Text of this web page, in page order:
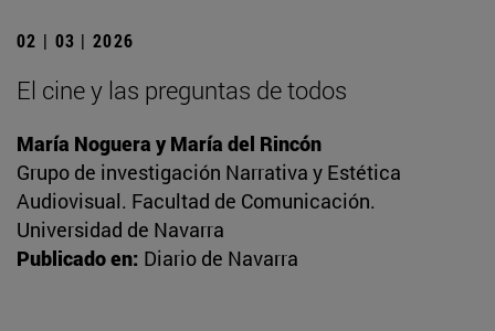
02 | 03 | 2026
El cine y las preguntas de todos
María Noguera y María del Rincón
Grupo de investigación Narrativa y Estética
Audiovisual. Facultad de Comunicación.
Universidad de Navarra
Publicado en: Diario de Navarra